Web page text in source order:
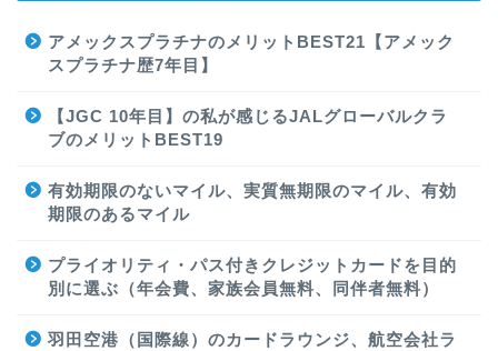
アメックスプラチナのメリットBEST21【アメック
スプラチナ歴7年目】
【JGC 10年目】の私が感じるJALグローバルクラ
ブのメリットBEST19
有効期限のないマイル、実質無期限のマイル、有効
期限のあるマイル
プライオリティ・パス付きクレジットカードを目的
別に選ぶ（年会費、家族会員無料、同伴者無料）
羽田空港（国際線）のカードラウンジ、航空会社ラ